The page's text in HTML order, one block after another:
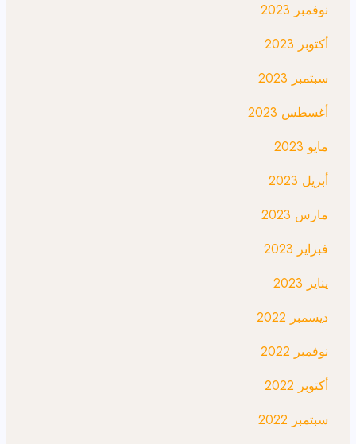
نوفمبر 2023
أكتوبر 2023
سبتمبر 2023
أغسطس 2023
مايو 2023
أبريل 2023
مارس 2023
فبراير 2023
يناير 2023
ديسمبر 2022
نوفمبر 2022
أكتوبر 2022
سبتمبر 2022